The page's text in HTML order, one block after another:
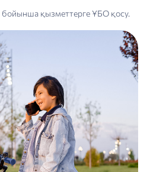
қызметтерге ҰБО қосу.